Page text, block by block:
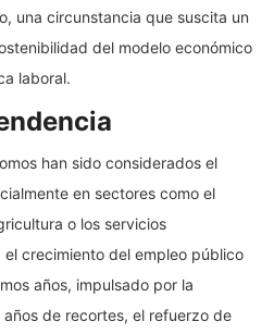
una circunstancia que suscita un
del modelo económico
laboral.
han sido considerados el
en sectores como el
o los servicios
crecimiento del empleo público
años, impulsado por la
de recortes, el refuerzo de